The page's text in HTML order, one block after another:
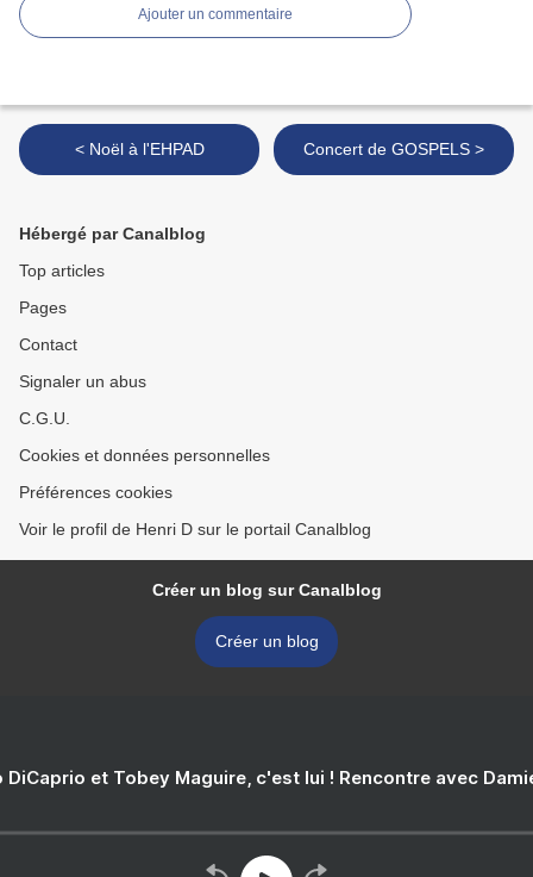
Ajouter un commentaire
< Noël à l'EHPAD Concert de GOSPELS >
Hébergé par Canalblog
Top articles
Pages
Contact
Signaler un abus
C.G.U.
Cookies et données personnelles
Préférences cookies
Voir le profil de Henri D sur le portail Canalblog
Créer un blog sur Canalblog
Créer un blog
DiCaprio et Tobey Maguire, c'est lui ! Rencontre avec